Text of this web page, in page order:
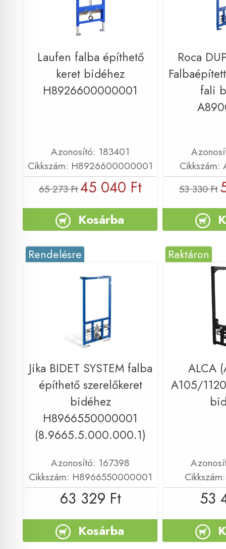
Laufen falba építhető
keret bidéhez
H8926600000001
Azonosító: 183401
Cikkszám: H8926600000001
65 273 Ft45 040 Ft
Kosárba
Roca
fali
53 330 Ft
Rendelésre
Jika BIDET SYSTEM falba
építhető szerelőkeret
bidéhez
H8966550000001
(8.9665.5.000.000.1)
Azonosító: 167398
Cikkszám: H8966550000001
63 329 Ft
Kosárba
Raktáron
ALCA
A105/
53